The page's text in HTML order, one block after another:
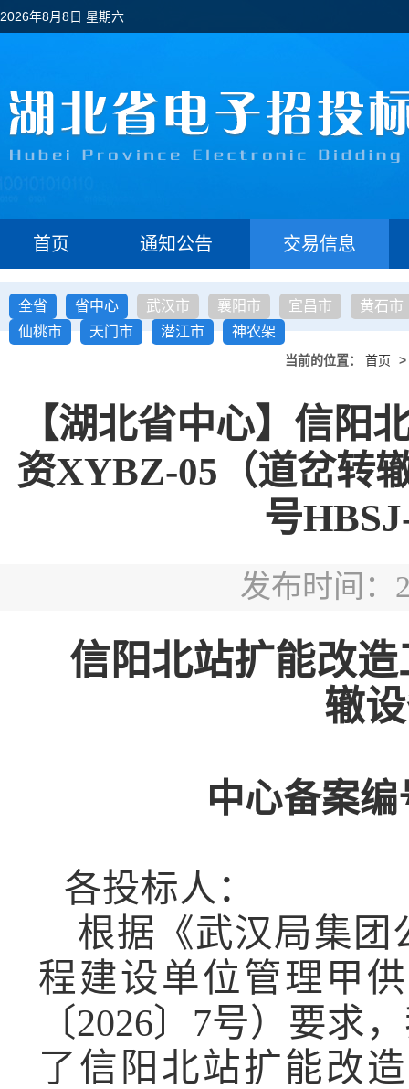
2026年8月8日 星期六
首页 通知公告 交易信息
全省 省中心 武汉市 襄阳市 宜昌市
黄石市
仙桃市
天门市 潜江市 神农架
当前的位置： 首页 >
【湖北省中心】信阳
资XYBZ-05（道岔转
号
发布时间：
信阳北站扩能改造
辙
中心备案编
各投标人：
根据 《武汉局集
程建设单位管理甲
〔2026〕7号） 要求
了信阳北站扩能改